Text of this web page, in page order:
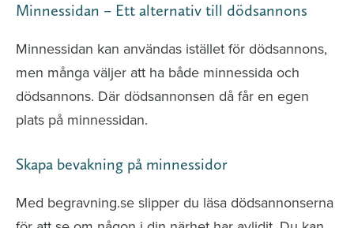
Minnessidan – Ett alternativ till dödsannons
Minnessidan kan användas istället för dödsannons,
men många väljer att ha både minnessida och
dödsannons. Där dödsannonsen då får en egen
plats på minnessidan.
Skapa bevakning på minnessidor
Med begravning.se slipper du läsa dödsannonserna